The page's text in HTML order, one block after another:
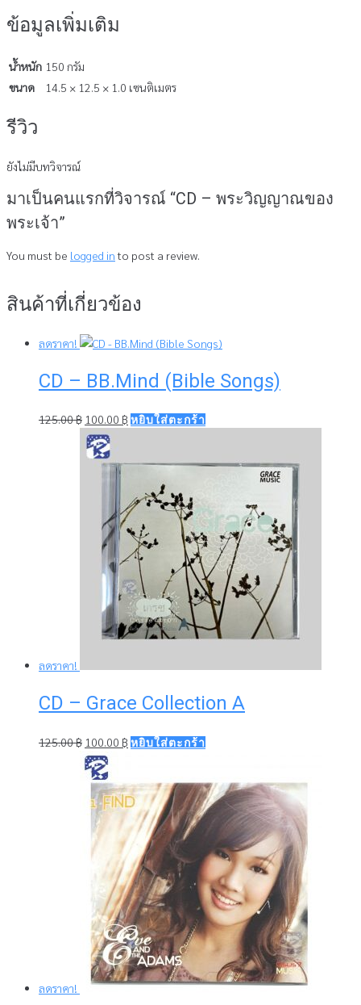
ข้อมูลเพิ่มเติม
น้ำหนัก 150 กรัม
ขนาด
14.5 × 12.5 × 1.0 เซนติเมตร
รีวิว
ยังไม่มีบทวิจารณ์
มาเป็นคนแรกที่วิจารณ์ “CD – พระวิญญาณของ
พระเจ้า”
You must be logged into post a review.
สินค้าที่เกี่ยวข้อง
ลดราคา!
CD – BB.Mind (Bible Songs)
125.00฿ Original
price
was:
125.00 ฿.
100.00 ฿ Current
หยิบใส่ตะกร้า
ลดราคา!
CD – Grace Collection A
125.00฿ Original
price
was:
125.00 ฿.
100.00 ฿ Current
100.00 ฿.
หยิบใส่ตะกร้า
ลดราคา!